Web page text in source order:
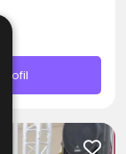
Profil